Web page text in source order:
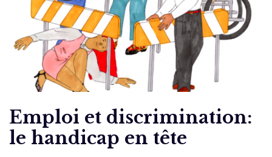
Emploi et discrimination:
le handicap en tête